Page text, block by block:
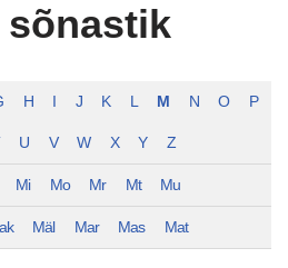
sõnastik
H J K L M N O P
U V W X Y Z
Mi Mo Mr Mt Mu
Mäl Mar Mas Mat